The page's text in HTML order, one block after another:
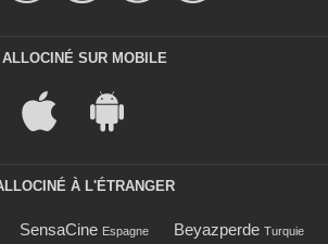
ALLOCINÉ SUR MOBILE
À L'ÉTRANGER
SensaCine Espagne Beyazperde Turquie